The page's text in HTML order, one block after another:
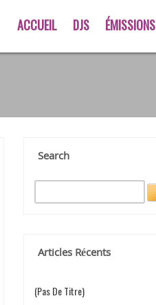
ACCUEIL DJS ÉMISSIONS
Search
e
r
e
Articles Récents
(pas De Titre)